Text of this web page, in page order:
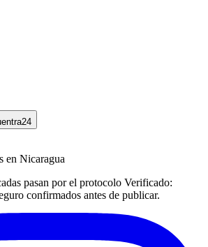
en Nicaragua
pasan por el protocolo Verificado:
confirmados antes de publicar.